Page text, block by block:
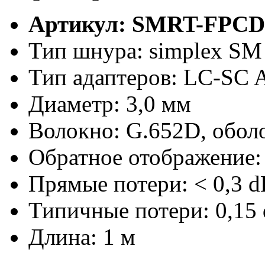
Артикул: SMRT-
Тип шнура: simplex
Тип адаптеров: LC-SC
Диаметр: 3,0 мм
Волокно: G.652D,
Обратное
Прямые потери: < 0,3
Типичные потери: 0,15
Длина: 1 м